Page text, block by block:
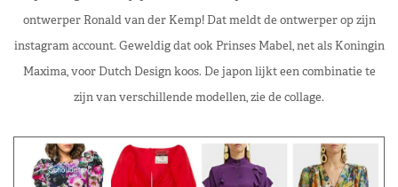
ontwerper Ronald van der Kemp! Dat meldt de ontwerper op zijn
instagram account. Geweldig dat ook Prinses Mabel, net als Koningin
Maxima, voor Dutch Design koos. De japon lijkt een combinatie te
zijn van verschillende modellen, zie de collage.